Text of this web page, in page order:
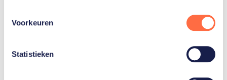
Voorkeuren
Statistieken
Gerelateerde teams
Schaatsen